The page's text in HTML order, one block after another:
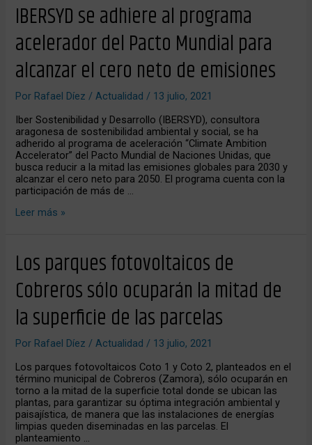
IBERSYD se adhiere al programa
acelerador del Pacto Mundial para
alcanzar el cero neto de emisiones
Por Rafael Díez/Actualidad / 13 julio, 2021
Iber Sostenibilidad y Desarrollo (IBERSYD), consultora
aragonesa de sostenibilidad ambiental y social, se ha
adherido al programa de aceleración “Climate Ambition
Accelerator” del Pacto Mundial de Naciones Unidas, que
busca reducir a la mitad las emisiones globales para 2030 y
alcanzar el cero neto para 2050. El programa cuenta con la
participación de más de …
IBERSYD
se
al
acelerador
del
Pacto
Mundial
para
alcanzar
el
cero
neto
de
emisiones
Leer más »
Los parques fotovoltaicos de
Cobreros sólo ocuparán la mitad de
la superficie de las parcelas
Por Rafael Díez/Actualidad / 13 julio, 2021
Los parques fotovoltaicos Coto 1 y Coto 2, planteados en el
término municipal de Cobreros (Zamora), sólo ocuparán en
torno a la mitad de la superficie total donde se ubican las
plantas, para garantizar su óptima integración ambiental y
paisajística, de manera que las instalaciones de energías
limpias queden diseminadas en las parcelas. El
planteamiento …
Los
parques
de
sólo
ocuparán
la
mitad
de
la
superficie
de
las
parcelas